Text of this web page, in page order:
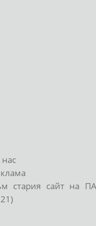
нас
стария сайт на